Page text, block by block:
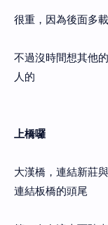
很重，因為後面多
不過沒時間想其他
人的
上橋囉
大漢橋，連結新莊
連結板橋的頭尾